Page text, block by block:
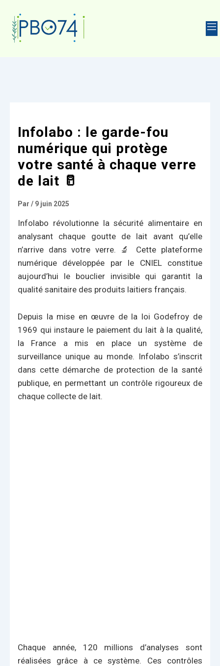
Infolabo : le garde-fou
numérique qui protège
votre santé à chaque verre
de lait 🥛
Par / 9 juin 2025
Infolabo révolutionne la sécurité alimentaire en
analysant chaque goutte de lait avant qu’elle
n’arrive dans votre verre. 🔬 Cette plateforme
numérique développée par le CNIEL constitue
aujourd’hui le bouclier invisible qui garantit la
qualité sanitaire des produits laitiers français.
Depuis la mise en œuvre de la loi Godefroy de
1969 qui instaure le paiement du lait à la qualité,
la France a mis en place un système de
surveillance unique au monde. Infolabo s’inscrit
dans cette démarche de protection de la santé
publique, en permettant un contrôle rigoureux de
chaque collecte de lait.
Chaque année, 120 millions d’analyses sont
réalisées grâce à ce système. Ces contrôles